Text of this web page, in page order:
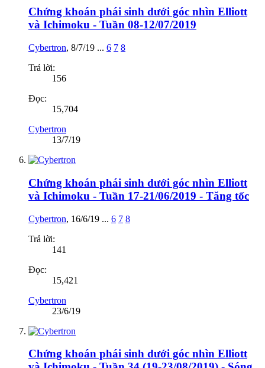
Chứng khoán phái sinh dưới góc nhìn Elliott
và Ichimoku - Tuần 08-12/07/2019
Cybertron, 8/7/19 ... 6 7 8
Trả lời:
156
Đọc:
15,704
Cybertron
13/7/19
Chứng khoán phái sinh dưới góc nhìn Elliott
và Ichimoku - Tuần 17-21/06/2019 - Tăng tốc
Cybertron, 16/6/19 ... 6 7 8
Trả lời:
141
Đọc:
15,421
Cybertron
23/6/19
Chứng khoán phái sinh dưới góc nhìn Elliott